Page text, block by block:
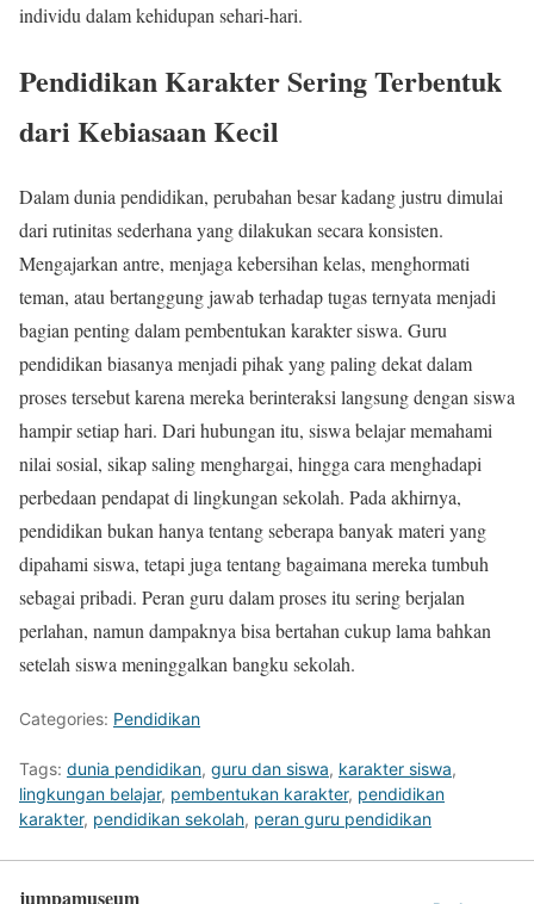
individu dalam kehidupan sehari-hari.
Pendidikan Karakter Sering Terbentuk
dari Kebiasaan Kecil
Dalam dunia pendidikan, perubahan besar kadang justru dimulai
dari rutinitas sederhana yang dilakukan secara konsisten.
Mengajarkan antre, menjaga kebersihan kelas, menghormati
teman, atau bertanggung jawab terhadap tugas ternyata menjadi
bagian penting dalam pembentukan karakter siswa. Guru
pendidikan biasanya menjadi pihak yang paling dekat dalam
proses tersebut karena mereka berinteraksi langsung dengan siswa
hampir setiap hari. Dari hubungan itu, siswa belajar memahami
nilai sosial, sikap saling menghargai, hingga cara menghadapi
perbedaan pendapat di lingkungan sekolah. Pada akhirnya,
pendidikan bukan hanya tentang seberapa banyak materi yang
dipahami siswa, tetapi juga tentang bagaimana mereka tumbuh
sebagai pribadi. Peran guru dalam proses itu sering berjalan
perlahan, namun dampaknya bisa bertahan cukup lama bahkan
setelah siswa meninggalkan bangku sekolah.
Categories: Pendidikan
Tags: dunia pendidikan, guru dan siswa, karakter siswa,
lingkungan belajar, pembentukan karakter, pendidikan
karakter, pendidikan sekolah, peran guru pendidikan
jumpamuseum